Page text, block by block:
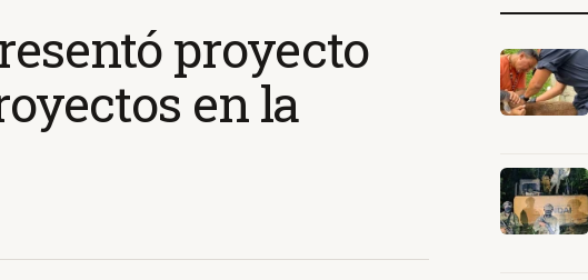
proyecto
en la